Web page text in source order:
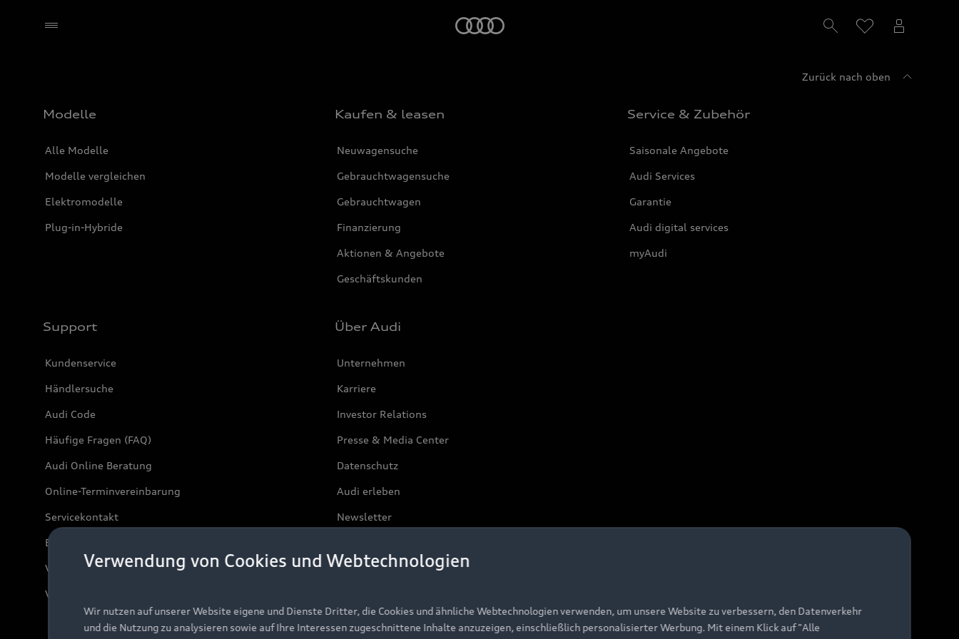
Zurück nach oben
Modelle
Alle Modelle
Modelle vergleichen
Elektromodelle
Plug-in-Hybride
Kaufen & leasen
Neuwagensuche
Gebrauchtwagensuche
Gebrauchtwagen
Finanzierung
Aktionen & Angebote
Geschäftskunden
Service & Zubehör
Saisonale Angebote
Audi Services
Garantie
Audi digital services
myAudi
Support
Kundenservice
Händlersuche
Audi Code
Häufige Fragen (FAQ)
Audi Online Beratung
Online-Terminvereinbarung
Servicekontakt
Bordbuch & Bedienungsanleitungen
Verträge kündigen
Vertrag widerrufen
Über Audi
Unternehmen
Karriere
Investor Relations
Presse & Media Center
Datenschutz
Audi erleben
Newsletter
Verwendung von Cookies und Webtechnologien
Wir nutzen auf unserer Website eigene und Dienste Dritter, die Cookies und ähnliche Webtechnologien verwenden, um unsere Website zu verbessern, den Datenverkehr
und die Nutzung zu analysieren sowie auf Ihre Interessen zugeschnittene Inhalte anzuzeigen, einschließlich personalisierter Werbung. Mit einem Klick auf "Alle